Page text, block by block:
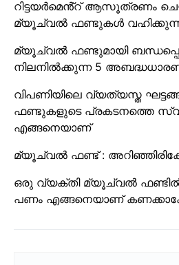
റിട്ടയർമെൻ്റ് ആസൂത്രണം
മ്യൂച്വൽ ഫണ്ടുകൾ വഹിക്കുന്ന
മ്യൂച്വൽ ഫണ്ടുമായി
നിലനിൽക്കുന്ന 5
വിപണിയിലെ വ്യത്യസ്ത
ഫണ്ടുകളുടെ പ്രകടനത്തെ
എങ്ങനെയാണ്
മ്യൂച്വൽ ഫണ്ട് :
ഒരു വ്യക്തി മ്യൂച്വൽ ഫണ്ടിൽ
പണം എങ്ങനെയാണ്